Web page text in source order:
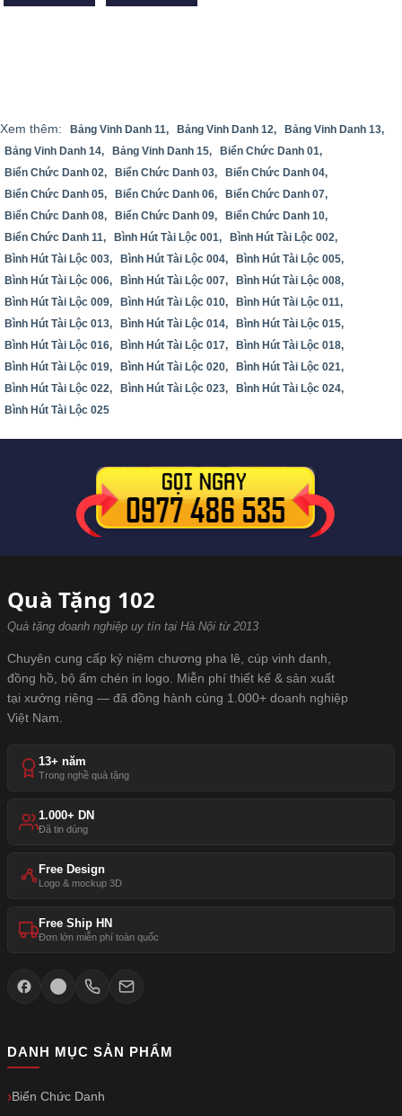
Xem thêm: Bảng Vinh Danh 11, Bảng Vinh Danh 12,
Bảng Vinh Danh 13,
Bảng Vinh Danh 14,
Bảng Vinh Danh 15,
Biển Chức Danh 01,
Biển Chức Danh 02,
Biển Chức Danh 03,
Biển Chức Danh 04,
Biển Chức Danh 05,
Biển Chức Danh 06,
Biển Chức Danh 07,
Biển Chức Danh 08,
Biển Chức Danh 09,
Biển Chức Danh 10,
Biển Chức Danh 11,
Bình Hút Tài Lộc 001,
Bình Hút Tài Lộc 002,
Bình Hút Tài Lộc 003,
Bình Hút Tài Lộc 004,
Bình Hút Tài Lộc 005,
Bình Hút Tài Lộc 006,
Bình Hút Tài Lộc 007,
Bình Hút Tài Lộc 008,
Bình Hút Tài Lộc 009,
Bình Hút Tài Lộc 010,
Bình Hút Tài Lộc 011,
Bình Hút Tài Lộc 013,
Bình Hút Tài Lộc 014,
Bình Hút Tài Lộc 015,
Bình Hút Tài Lộc 016,
Bình Hút Tài Lộc 017,
Bình Hút Tài Lộc 018,
Bình Hút Tài Lộc 019,
Bình Hút Tài Lộc 020,
Bình Hút Tài Lộc 021,
Bình Hút Tài Lộc 022,
Bình Hút Tài Lộc 023,
Bình Hút Tài Lộc 024,
Bình Hút Tài Lộc 025
Quà Tặng 102
Quà tặng doanh nghiệp uy tín tại Hà Nội từ 2013
Chuyên cung cấp kỷ niệm chương pha lê, cúp vinh danh,
đồng hồ, bộ ấm chén in logo. Miễn phí thiết kế & sản xuất
tại xưởng riêng — đã đồng hành cùng 1.000+ doanh nghiệp
Việt Nam.
13+ năm
Trong nghề quà tặng
1.000+ DN
Đã tin dùng
Free Design
Logo & mockup 3D
Free Ship HN
Đơn lớn miễn phí toàn quốc
DANH MỤC SẢN PHẨM
Biển Chức Danh